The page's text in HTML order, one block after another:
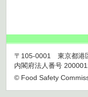
〒105-0001 東京都港
内閣府法人番号
© Food Safety